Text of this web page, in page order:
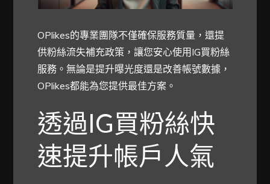
OPlikes的專業團隊不僅確保服務質量，還提
供粉絲流失補充政策，讓您安心使用IG買粉絲
服務。無論是提升曝光度還是改善帳號數據，
OPlikes都能為您提供最佳方案。
透過IG買粉絲快
速提升帳戶人氣